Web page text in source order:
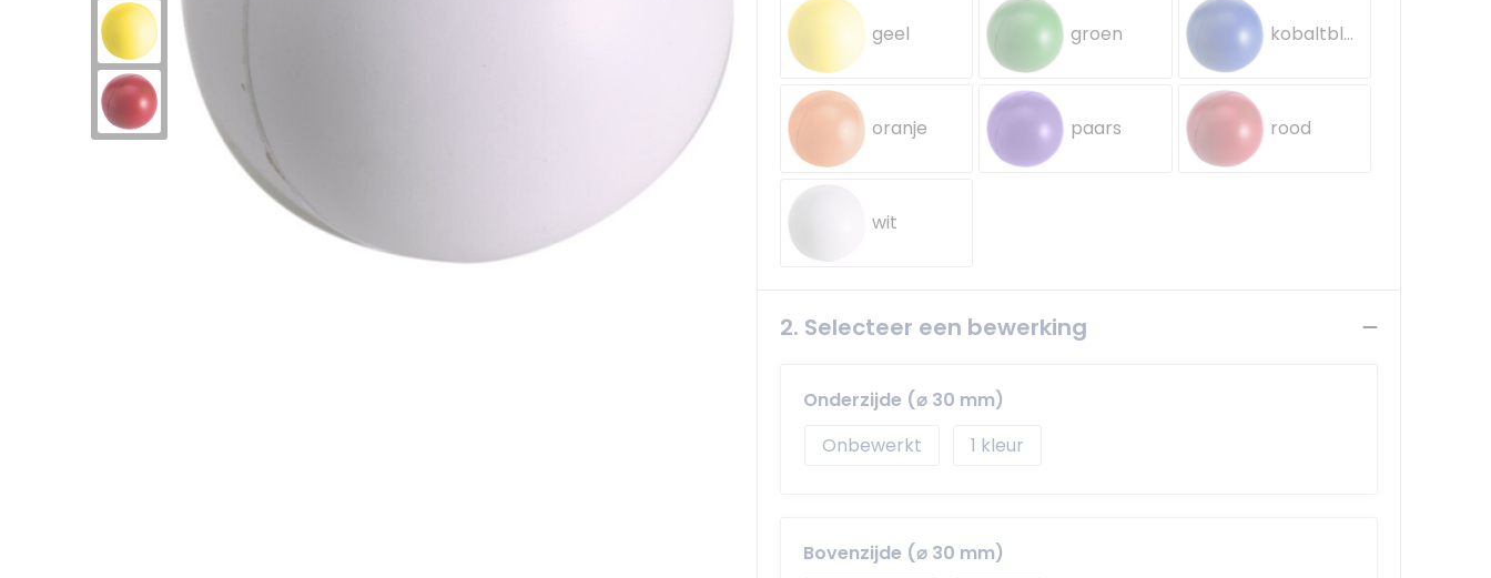
geel groen kobaltblauw
oranje paars rood
wit
2. Selecteer een bewerking
Onderzijde (⌀ 30 mm)
Onbewerkt
1
Bovenzijde (⌀ 30 mm)